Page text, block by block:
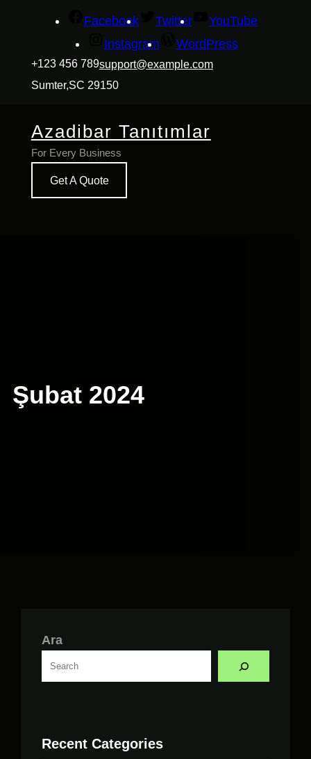
Facebook Twitter
YouTube
Instagram
WordPress
+123 456 789support@example.com
Sumter,SC 29150
Azadibar Tanıtımlar
For Every Business
Get A Quote
Şubat 2024
Ara
Recent Categories